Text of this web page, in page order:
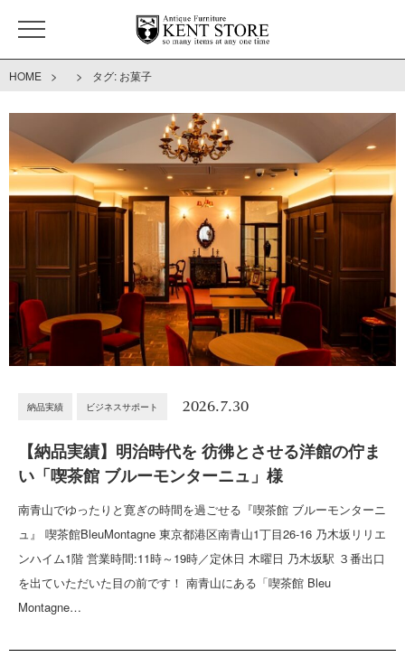
HOME > > タグ: お菓子
納品実績 ビジネスサポート 2026.7.30
【納品実績】明治時代を 彷彿とさせる洋館の佇ま
い「喫茶館 ブルーモンターニュ」様
南青山でゆったりと寛ぎの時間を過ごせる『喫茶館 ブルーモンターニ
ュ』 喫茶館BleuMontagne 東京都港区南青山1丁目26-16 乃木坂リリエ
ンハイム1階 営業時間:11時～19時／定休日 木曜日 乃木坂駅 ３番出口
を出ていただいた目の前です！ 南青山にある「喫茶館 Bleu
Montagne…